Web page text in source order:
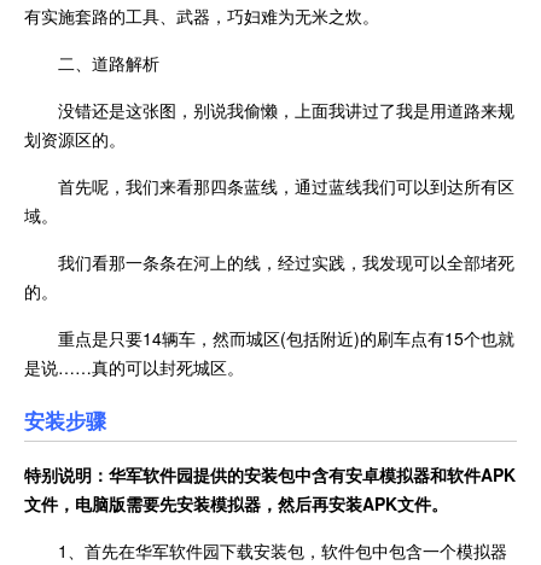
有实施套路的工具、武器，巧妇难为无米之炊。
二、道路解析
没错还是这张图，别说我偷懒，上面我讲过了我是用道路来规
划资源区的。
首先呢，我们来看那四条蓝线，通过蓝线我们可以到达所有区
域。
我们看那一条条在河上的线，经过实践，我发现可以全部堵死
的。
重点是只要14辆车，然而城区(包括附近)的刷车点有15个也就
是说……真的可以封死城区。
安装步骤
特别说明：华军软件园提供的安装包中含有安卓模拟器和软件APK
文件，电脑版需要先安装模拟器，然后再安装APK文件。
1、首先在华军软件园下载安装包，软件包中包含一个模拟器